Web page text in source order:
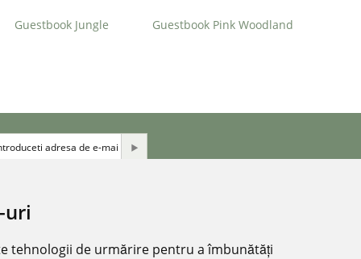
uri
tehnologii de urmărire pentru a îmbunătăți
Guestbook Jungle Guestbook Pink Woodland